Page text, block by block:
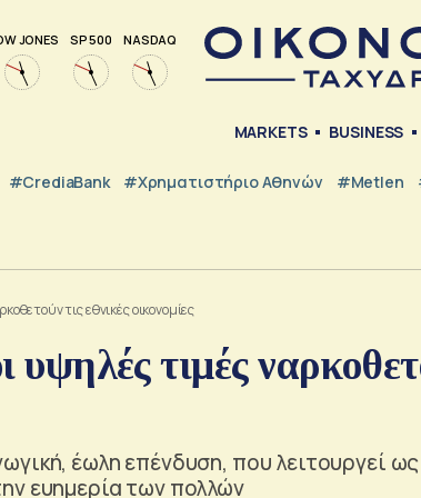
JONES SP 500 NASDAQ
MARKETS BUSINESS
#CrediaBank #Χρηματιστήριο Αθηνών #metlen
τις εθνικές οικονομίες
τιμές
έωλη επένδυση, που λειτουργεί
ευημερία των πολλών